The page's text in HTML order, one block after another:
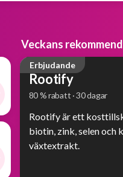
Veckans
Erbjudande
Rootify
80 % rabatt · 30 dagar
Rootify är ett
biotin, zink, selen och
växtextrakt.